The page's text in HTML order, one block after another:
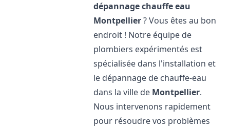
dépannage chauffe eau
Montpellier? Vous êtes au bon
endroit ! Notre équipe de
plombiers expérimentés est
spécialisée dans l'installation et
le dépannage de chauffe-eau
dans la ville de Montpellier.
Nous intervenons rapidement
pour résoudre vos problèmes